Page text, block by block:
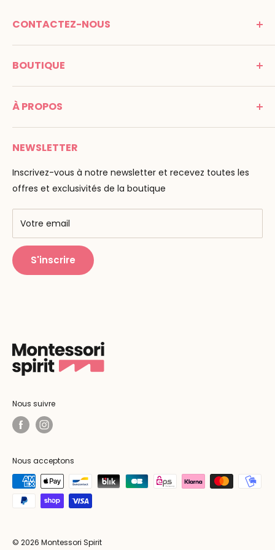
CONTACTEZ-NOUS
MONTESSORI SPIRIT
Promenade Jean Dalba
Tél : 05 53 61 21 26
Email :info@montessori-spirit.com
BOUTIQUE
C G V
Mentions légales
Paiement
Livraison
F.A.Q
À PROPOS
Montessori Spirit
Maria Montessori
La pédagogie
Nos marques
Centres de formation
Public Montessori
NEWSLETTER
Inscrivez-vous à notre newsletter et recevez toutes les
offres et exclusivités de la boutique
Votre email
S'inscrire
Nous suivre
Nous acceptons
© 2026 Montessori Spirit